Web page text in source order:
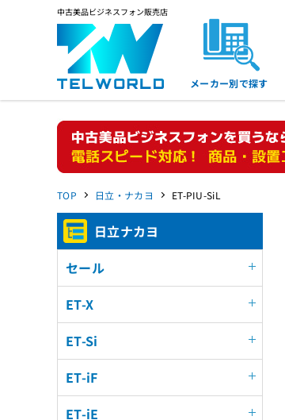
中古美品ビジネスフォン販売店
メーカー別で探す
TOP 日立・ナカヨ ET-PIU-SiL
日立ナカヨ
セール
ET-X
ET-Si
ET-iF
ET-iE